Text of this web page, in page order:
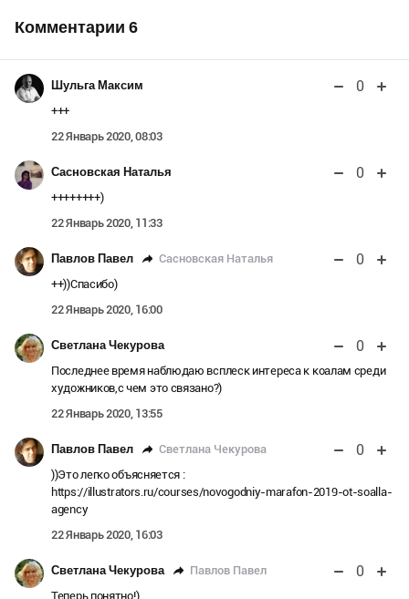
Комментарии 6
Шульга Максим 0
+++
22 Январь 2020, 08:03
Сасновская Наталья 0
++++++++)
22 Январь 2020, 11:33
Павлов Павел Сасновская Наталья 0
++))Спасибо)
22 Январь 2020, 16:00
Светлана Чекурова 0
Последнее время наблюдаю всплеск интереса к коалам среди
художников,с чем это связано?)
22 Январь 2020, 13:55
Павлов Павел Светлана Чекурова 0
))Это легко объясняется :
https://illustrators.ru/courses/novogodniy-marafon-2019-ot-soalla-
agency
22 Январь 2020, 16:03
Светлана Чекурова Павлов Павел 0
Теперь понятно!)